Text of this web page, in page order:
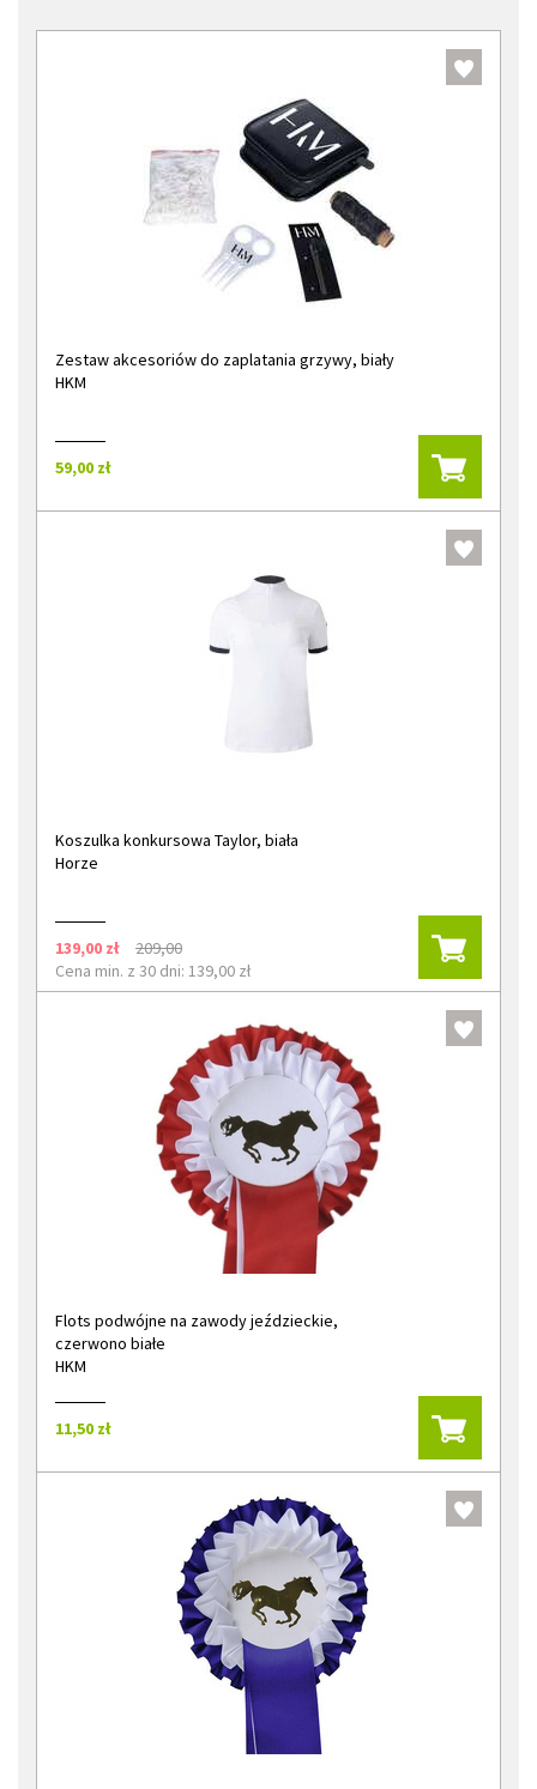
Zestaw akcesoriów do zaplatania grzywy, biały
HKM
59,00 zł
Koszulka konkursowa Taylor, biała
Horze
139,00 zł
209,00
Cena min. z 30 dni: 139,00 zł
Flots podwójne na zawody jeździeckie,
czerwono białe
HKM
11,50 zł